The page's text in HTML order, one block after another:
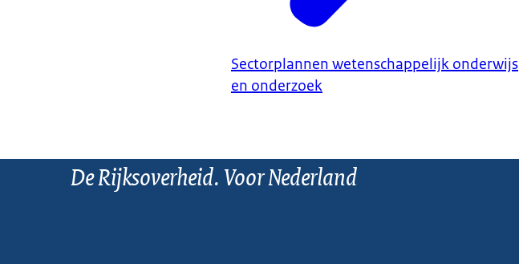
Sectorplannen wetenschappelijk onderwijs
en onderzoek
De Rijksoverheid. Voor Nederland